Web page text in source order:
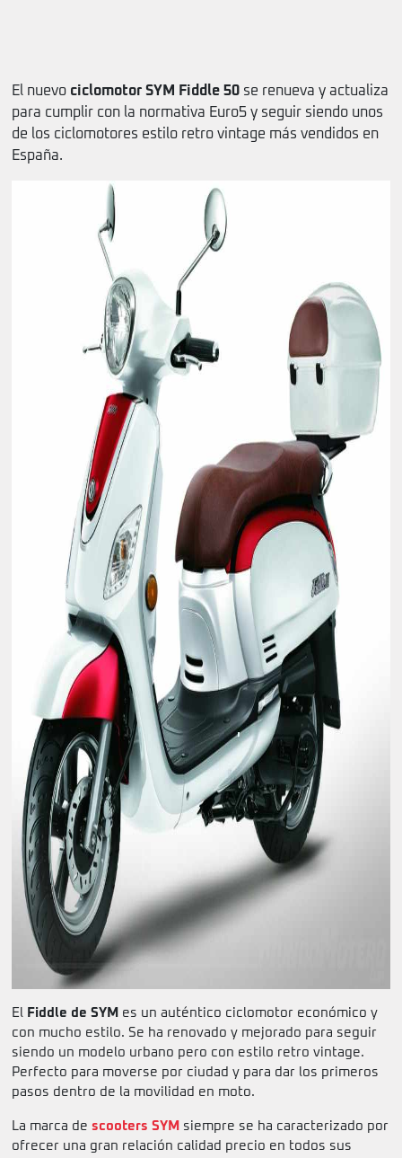
El nuevo ciclomotor SYM Fiddle 50 se renueva y actualiza
para cumplir con la normativa Euro5 y seguir siendo unos
de los ciclomotores estilo retro vintage más vendidos en
España.
El Fiddle de SYM es un auténtico ciclomotor económico y
con mucho estilo. Se ha renovado y mejorado para seguir
siendo un modelo urbano pero con estilo retro vintage.
Perfecto para moverse por ciudad y para dar los primeros
pasos dentro de la movilidad en moto.
La marca de scooters SYM siempre se ha caracterizado por
ofrecer una gran relación calidad precio en todos sus